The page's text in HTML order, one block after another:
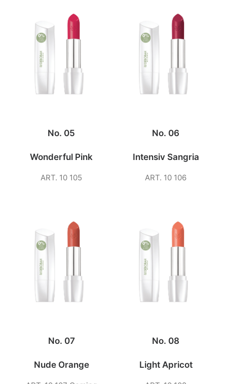
No. 05
Wonderful Pink
ART. 10 105
No. 06
Intensiv Sangria
ART. 10 106
No. 07
Nude Orange
No. 08
Light Apricot